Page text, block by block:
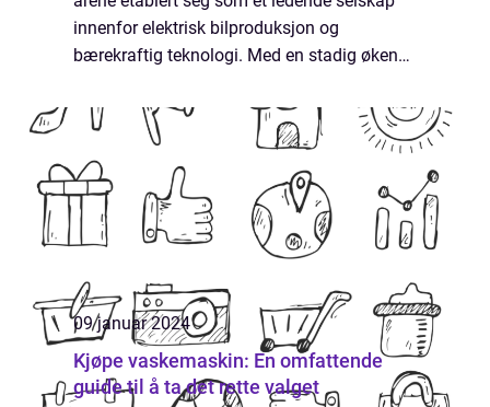
innenfor elektrisk bilproduksjon og
bærekraftig teknologi. Med en stadig økende
privatpersoner begynt å vurdere å kjøpe
Tesla-a...
09 januar 2024
Kjøpe vaskemaskin: En omfattende
guide til å ta det rette valget